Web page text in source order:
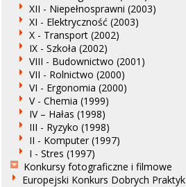
XII - Niepełnosprawni (2003)
XI - Elektryczność (2003)
X - Transport (2002)
IX - Szkoła (2002)
VIII - Budownictwo (2001)
VII - Rolnictwo (2000)
VI - Ergonomia (2000)
V - Chemia (1999)
IV – Hałas (1998)
III - Ryzyko (1998)
II - Komputer (1997)
I - Stres (1997)
Konkursy fotograficzne i filmowe
Europejski Konkurs Dobrych Praktyk